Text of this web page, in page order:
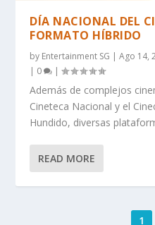
DÍA NACIONAL DEL
FORMATO HÍBRIDO
by Entertainment SG |Ago 14,
| 0 |
Además de complejos
Cineteca Nacional y el
Hundido, diversas
READ MORE
1